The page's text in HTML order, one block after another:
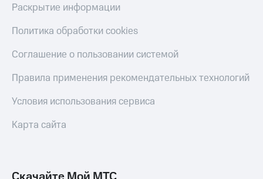
Наушники
колонки
Умные
и
трекеры
Умный
дом
и
Раскрытие информации
Политика обработки cookies
Соглашение о пользовании системой
Правила применения рекомендательных технологий
Условия использования сервиса
Карта сайта